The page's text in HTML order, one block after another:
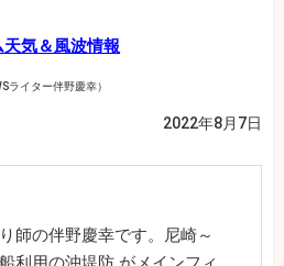
気＆風波情報
ライター伴野慶幸）
2022年8月7日
師の伴野慶幸です。尼崎～